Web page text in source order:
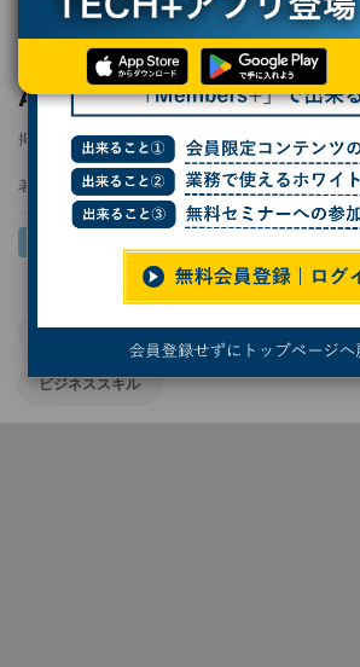
AIで学ばなくても良くなるスキル5つとは？
AIで学ばなくても良くなるス
掲載日 2023/05/31 12:54
著者： 末岡洋子
AI 生成AI ChatGPT スキ
ビジネススキル